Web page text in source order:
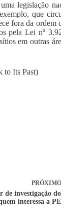
legislação
que
fora da ordem
pela Lei nº
em outras
to Its Past)
PRÓXIMO
investigação
interessa a